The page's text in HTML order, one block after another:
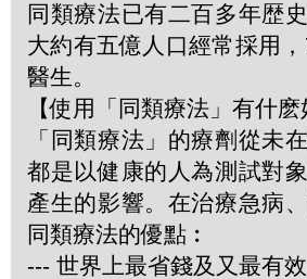
同類療法已有二百多年歴
大約有五億人口經常採用
醫生。
【使用「同類療法」有什麽
「同類療法」的療劑從未
都是以健康的人為測試對
產生的影響。在治療急病
同類療法的優點︰
--- 世界上最省錢及又最有